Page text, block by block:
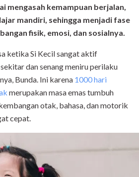
mengasah kemampuan berjalan,
mandiri, sehingga menjadi fase
fisik, emosi, dan sosialnya.
ketika Si Kecil sangat aktif
dan senang meniru perilaku
Bunda. Ini karena 1000 hari
merupakan masa emas tumbuh
otak, bahasa, dan motorik
cepat.